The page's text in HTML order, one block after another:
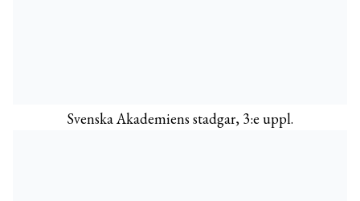
Svenska Akademiens stadgar, 3:e uppl.